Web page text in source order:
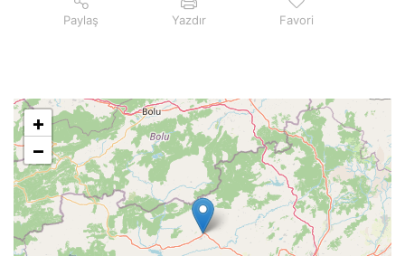
Paylaş Yazdır Favori
+
−